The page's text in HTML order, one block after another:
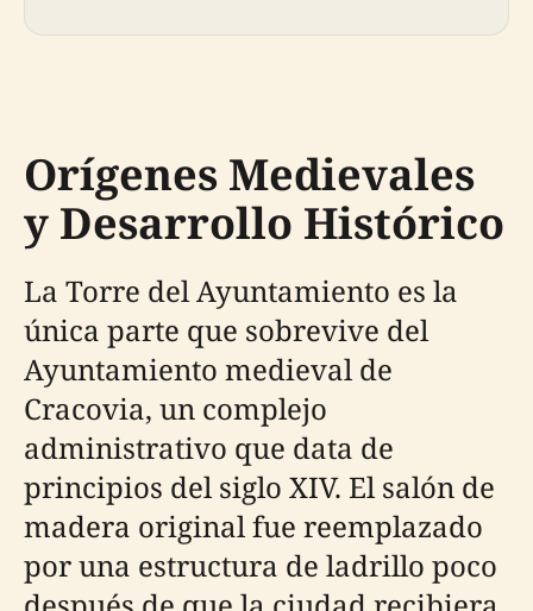
Orígenes Medievales
y Desarrollo Histórico
La Torre del Ayuntamiento es la
única parte que sobrevive del
Ayuntamiento medieval de
Cracovia, un complejo
administrativo que data de
principios del siglo XIV. El salón de
madera original fue reemplazado
por una estructura de ladrillo poco